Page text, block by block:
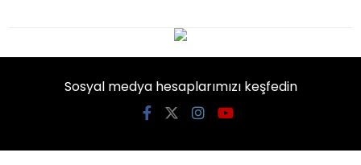
Sosyal medya hesaplarımızı keşfedin